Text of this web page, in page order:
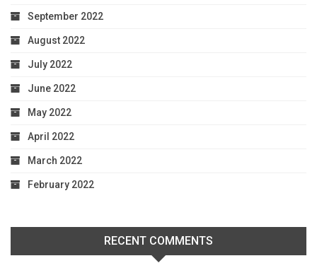
September 2022
August 2022
July 2022
June 2022
May 2022
April 2022
March 2022
February 2022
RECENT COMMENTS